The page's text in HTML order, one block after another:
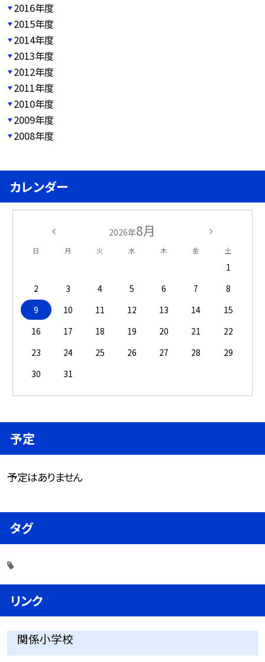
2016年度
2015年度
2014年度
2013年度
2012年度
2011年度
2010年度
2009年度
2008年度
カレンダー
2026年8月
日 月 火 水 木 金 土
1
2
3 4 5 6 7
8
9
10 11 12 13 14
15
16
17 18 19 20 21
22
23
24 25 26 27 28
29
30
31
予定
予定はありません
タグ
リンク
関係小学校